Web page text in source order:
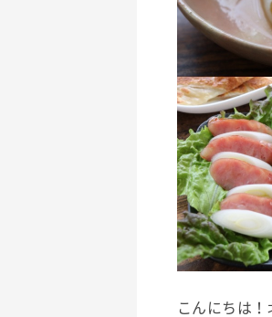
こんにちは